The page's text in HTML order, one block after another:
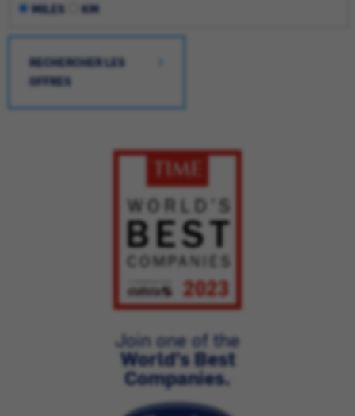
MILES KM
RECHERCHER LES
OFFRES
Join one of the
World’s Best
Companies.